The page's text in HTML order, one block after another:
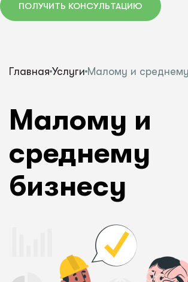
ПОЛУЧИТЬ КОНСУЛЬТАЦИЮ
Главная Услуги Малому и
Малому и
среднему
бизнесу